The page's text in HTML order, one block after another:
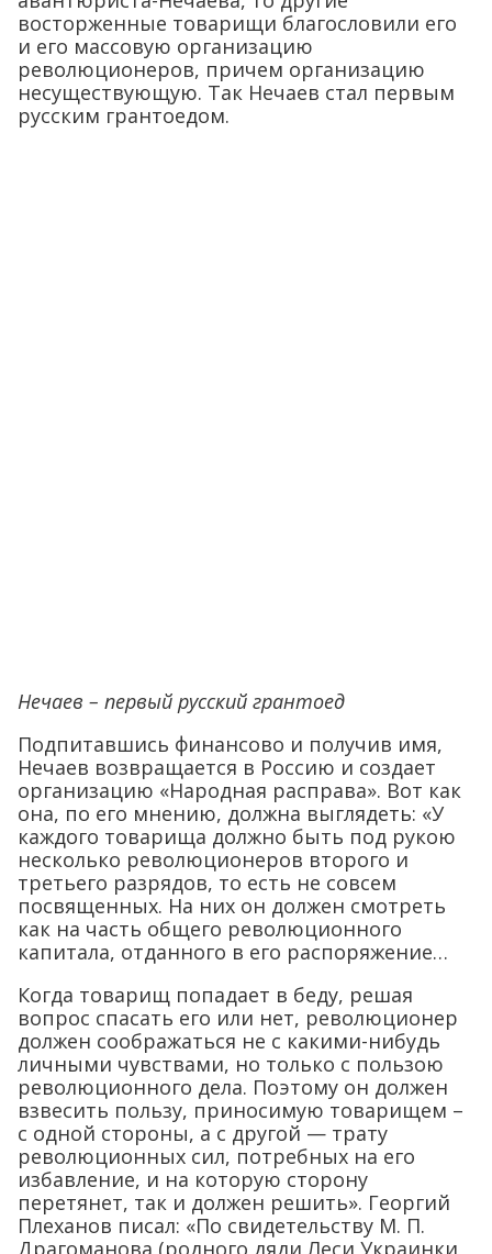
восторженные товарищи благословили его
и его массовую организацию
революционеров, причем организацию
несуществующую. Так Нечаев стал первым
русским грантоедом.
Нечаев – первый русский грантоед
Подпитавшись финансово и получив имя,
Нечаев возвращается в Россию и создает
организацию «Народная расправа». Вот как
она, по его мнению, должна выглядеть: «У
каждого товарища должно быть под рукою
несколько революционеров второго и
третьего разрядов, то есть не совсем
посвященных. На них он должен смотреть
как на часть общего революционного
капитала, отданного в его распоряжение…
Когда товарищ попадает в беду, решая
вопрос спасать его или нет, революционер
должен соображаться не с какими-нибудь
личными чувствами, но только с пользою
революционного дела. Поэтому он должен
взвесить пользу, приносимую товарищем –
с одной стороны, а с другой — трату
революционных сил, потребных на его
избавление, и на которую сторону
перетянет, так и должен решить». Георгий
Плеханов писал: «По свидетельству М. П.
Драгоманова (родного дяди Леси Украинки